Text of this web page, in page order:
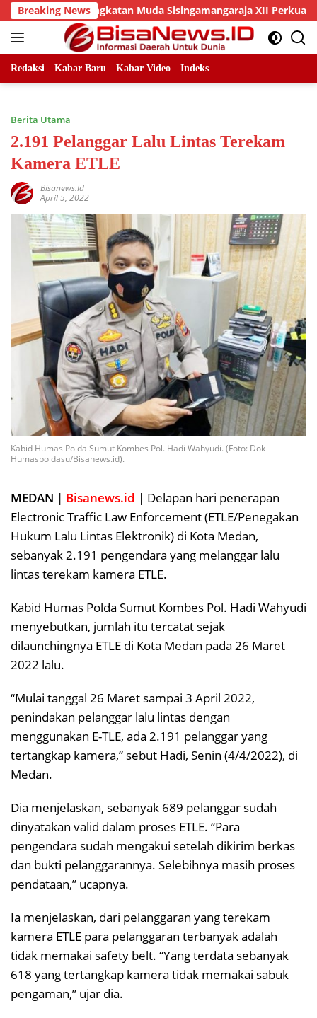
Skip
to
content
Breaking News
DPC Angkatan Muda Sisingamangaraja XII Perkuat
Redaksi Kabar Baru Kabar Video Indeks
Berita Utama
2.191 Pelanggar Lalu Lintas Terekam
Kamera ETLE
Bisanews.id
April 5, 2022
Kabid Humas Polda Sumut Kombes Pol. Hadi Wahyudi. (Foto: Dok-
Humaspoldasu/Bisanews.id).
MEDAN | Bisanews.id | Delapan hari penerapan
Electronic Traffic Law Enforcement (ETLE/Penegakan
Hukum Lalu Lintas Elektronik) di Kota Medan,
sebanyak 2.191 pengendara yang melanggar lalu
lintas terekam kamera ETLE.
Kabid Humas Polda Sumut Kombes Pol. Hadi Wahyudi
menyebutkan, jumlah itu tercatat sejak
dilaunchingnya ETLE di Kota Medan pada 26 Maret
2022 lalu.
“Mulai tanggal 26 Maret sampai 3 April 2022,
penindakan pelanggar lalu lintas dengan
menggunakan E-TLE, ada 2.191 pelanggar yang
tertangkap kamera,” sebut Hadi, Senin (4/4/2022), di
Medan.
Dia menjelaskan, sebanyak 689 pelanggar sudah
dinyatakan valid dalam proses ETLE. “Para
pengendara sudah mengakui setelah dikirim berkas
dan bukti pelanggarannya. Selebihnya masih proses
pendataan,” ucapnya.
Ia menjelaskan, dari pelanggaran yang terekam
kamera ETLE para pelanggaran terbanyak adalah
tidak memakai safety belt. “Yang terdata sebanyak
618 yang tertangkap kamera tidak memakai sabuk
pengaman,” ujar dia.